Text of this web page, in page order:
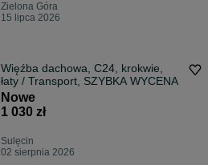
Zielona Góra
15 lipca 2026
Więźba dachowa, C24, krokwie,
łaty / Transport, SZYBKA WYCENA
Nowe
1 030 zł
Sulęcin
02 sierpnia 2026